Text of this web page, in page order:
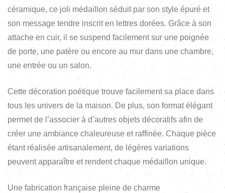
céramique, ce joli médaillon séduit par son style épuré et
son message tendre inscrit en lettres dorées. Grâce à son
attache en cuir, il se suspend facilement sur une poignée
de porte, une patère ou encore au mur dans une chambre,
une entrée ou un salon.
Cette décoration poétique trouve facilement sa place dans
tous les univers de la maison. De plus, son format élégant
permet de l’associer à d’autres objets décoratifs afin de
créer une ambiance chaleureuse et raffinée. Chaque pièce
étant réalisée artisanalement, de légères variations
peuvent apparaître et rendent chaque médaillon unique.
Une fabrication française pleine de charme